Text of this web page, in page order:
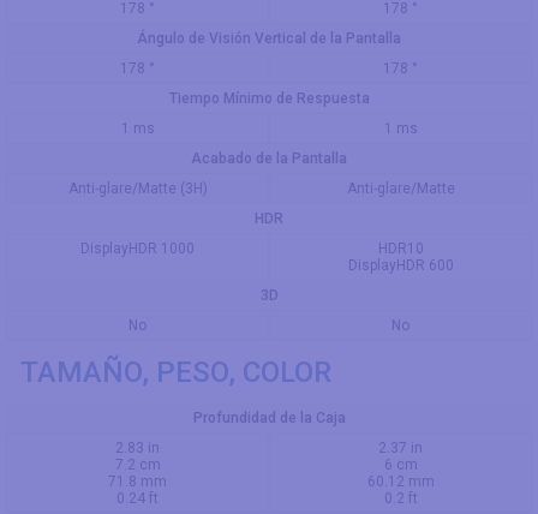
178 °
178 °
Ángulo de Visión Vertical de la Pantalla
178 °
178 °
Tiempo Mínimo de Respuesta
1 ms
1 ms
Acabado de la Pantalla
Anti-glare/Matte (3H)
Anti-glare/Matte
HDR
DisplayHDR 1000
HDR10
DisplayHDR 600
3D
No
No
TAMAÑO, PESO, COLOR
Profundidad de la Caja
2.83 in
7.2 cm
71.8 mm
0.24 ft
2.37 in
6 cm
60.12 mm
0.2 ft